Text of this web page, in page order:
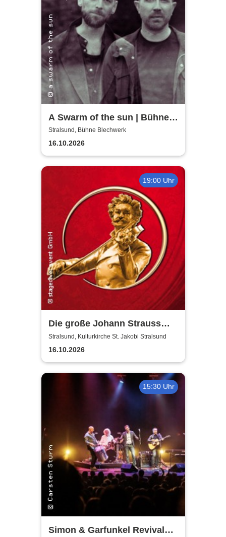
A Swarm of the sun | Bühne
Blechwerk
Stralsund, Bühne Blechwerk
16.10.2026
19:00 Uhr
Die große Johann Strauss
Revue
Stralsund, Kulturkirche St. Jakobi Stralsund
16.10.2026
15:30 Uhr
Simon & Garfunkel Revival